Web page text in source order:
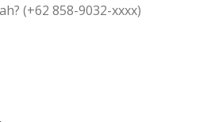
(+62 858-9032-xxxx)